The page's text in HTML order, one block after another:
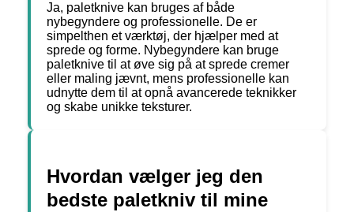
Ja, paletknive kan bruges af både
nybegyndere og professionelle. De er
simpelthen et værktøj, der hjælper med at
sprede og forme. Nybegyndere kan bruge
paletknive til at øve sig på at sprede cremer
eller maling jævnt, mens professionelle kan
udnytte dem til at opnå avancerede teknikker
og skabe unikke teksturer.
Hvordan vælger jeg den
bedste paletkniv til mine